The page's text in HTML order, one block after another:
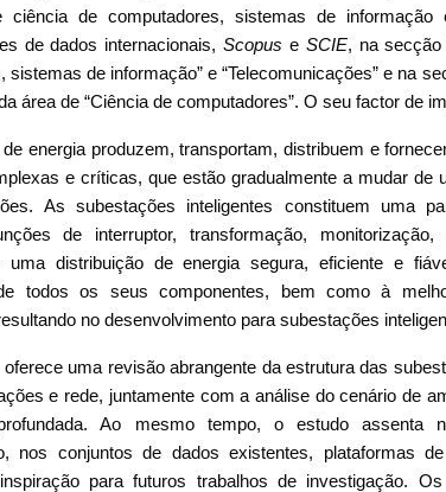
ciência de computadores, sistemas de informação
de dados internacionais,Scopus e SCIE, na secção
sistemas de informação” e “Telecomunicações” e na
área de “Ciência de computadores”. O seu factor de
energia produzem, transportam, distribuem e
e críticas, que estão gradualmente a mudar de
As subestações inteligentes constituem uma
de interruptor, transformação,
uma distribuição de energia segura, eficiente e
todos os seus componentes, bem como à
no desenvolvimento para subestações
uma revisão abrangente da estrutura das
e rede, juntamente com a análise do cenário de
Ao mesmo tempo, o estudo assenta
nos conjuntos de dados existentes, plataformas
para futuros trabalhos de investigação.